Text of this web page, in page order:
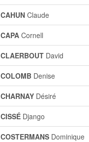
CAHUN Claude
CAPA Cornell
CLAERBOUT David
COLOMB Denise
CHARNAY Désiré
CISSÉ Django
COSTERMANS Dominique